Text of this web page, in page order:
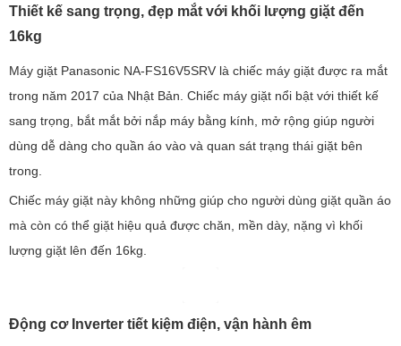
Thiết kế sang trọng, đẹp mắt với khối lượng giặt đến
16kg
Máy giặt Panasonic NA-FS16V5SRV là chiếc máy giặt được ra mắt
trong năm 2017 của Nhật Bản. Chiếc máy giặt nổi bật với thiết kế
sang trọng, bắt mắt bởi nắp máy bằng kính, mở rộng giúp người
dùng dễ dàng cho quần áo vào và quan sát trạng thái giặt bên
trong.
Chiếc máy giặt này không những giúp cho người dùng giặt quần áo
mà còn có thể giặt hiệu quả được chăn, mền dày, nặng vì khối
lượng giặt lên đến 16kg.
Động cơ Inverter tiết kiệm điện, vận hành êm